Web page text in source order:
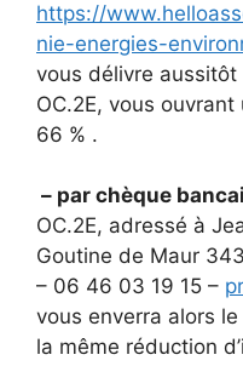
https://
nie-energies-
vous délivre
OC.2E, vous
66 % .
– par chèque
OC.2E, adressé à
Goutine de Maur
– 06 46 03 19 15 –
vous enverra alors
la même réduction